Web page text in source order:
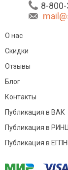
8-
О нас
Скидки
Отзывы
Блог
Контакты
Публикация в ВАК
Публикация в
Публикация в